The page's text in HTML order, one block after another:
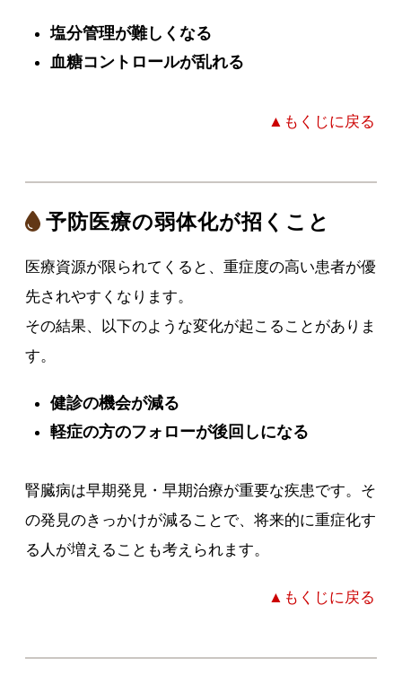
塩分管理が難しくなる
血糖コントロールが乱れる
▲もくじに戻る
予防医療の弱体化が招くこと
医療資源が限られてくると、重症度の高い患者が優
先されやすくなります。
その結果、以下のような変化が起こることがありま
す。
健診の機会が減る
軽症の方のフォローが後回しになる
腎臓病は早期発見・早期治療が重要な疾患です。そ
の発見のきっかけが減ることで、将来的に重症化す
る人が増えることも考えられます。
▲もくじに戻る